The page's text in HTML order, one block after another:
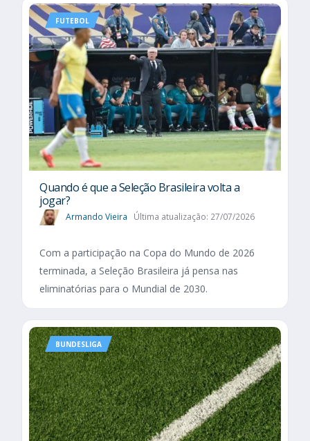
FUTEBOL
Quando é que a Seleção Brasileira volta a
jogar?
Armando Vieira Última atualização: 27/07/2026
Com a participação na Copa do Mundo de 2026
terminada, a Seleção Brasileira já pensa nas
eliminatórias para o Mundial de 2030.
BUNDESLIGA